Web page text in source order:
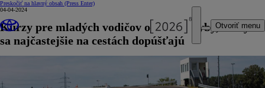
Preskočiť na hlavný obsah (Press Enter)
Otvoriť menu
04-04-2024
Kurzy pre mladých vodičov odhalili chyby, ktorých
sa najčastejšie na cestách dopúšťajú